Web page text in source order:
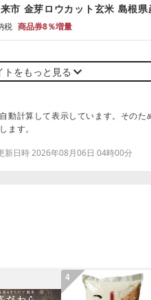
税
市 金芽ロウカット玄米 島根
商品券8％増量
トをもっと見る
計算して表示しています。その
ます。
新日時 2026年08月06日 04時00分
4